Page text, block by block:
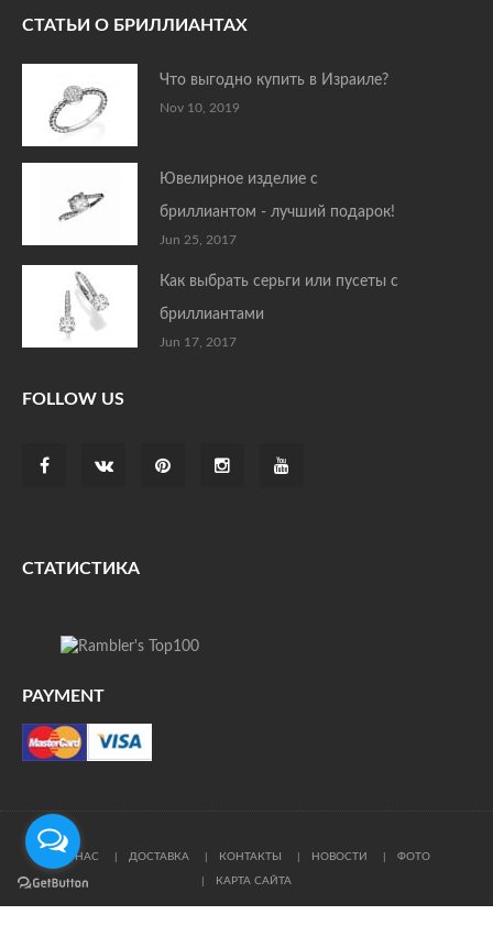
СТАТЬИ О БРИЛЛИАНТАХ
Что выгодно купить в Израиле?
Nov 10, 2019
Ювелирное изделие с
бриллиантом - лучший подарок!
Jun 25, 2017
Как выбрать серьги или пусеты с
бриллиантами
Jun 17, 2017
FOLLOW US
СТАТИСТИКА
PAYMENT
О НАС ДОСТАВКА КОНТАКТЫ НОВОСТИ ФОТО
КАРТА САЙТА